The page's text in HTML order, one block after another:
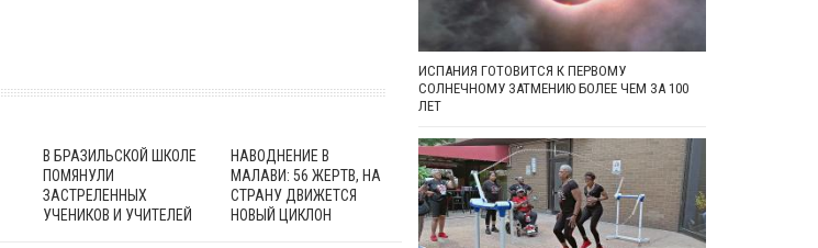
В БРАЗИЛЬСКОЙ ШКОЛЕ
ПОМЯНУЛИ
ЗАСТРЕЛЕННЫХ
УЧЕНИКОВ И УЧИТЕЛЕЙ
НАВОДНЕНИЕ В
МАЛАВИ: 56 ЖЕРТВ, НА
СТРАНУ ДВИЖЕТСЯ
НОВЫЙ ЦИКЛОН
ИСПАНИЯ ГОТОВИТСЯ К ПЕРВОМУ
СОЛНЕЧНОМУ ЗАТМЕНИЮ БОЛЕЕ ЧЕМ ЗА 100
ЛЕТ